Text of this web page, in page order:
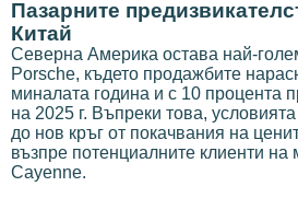
Пазарните
Китай
Северна Америка остава най-
Porsche, където продажбите
миналата година и с 10 процента
на 2025 г. Въпреки това,
до нов кръг от покачвания на
възпре потенциалните клиенти на
Cayenne.